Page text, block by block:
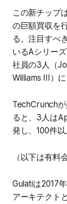
この新チップ
の巨額買収を
る。注目すべ
いるAシリー
社員の3人（
Williams III）
TechCrunchが
ると、3人は
発し、100件以
（以下は有料
Gulatiは2017
アーキテクト